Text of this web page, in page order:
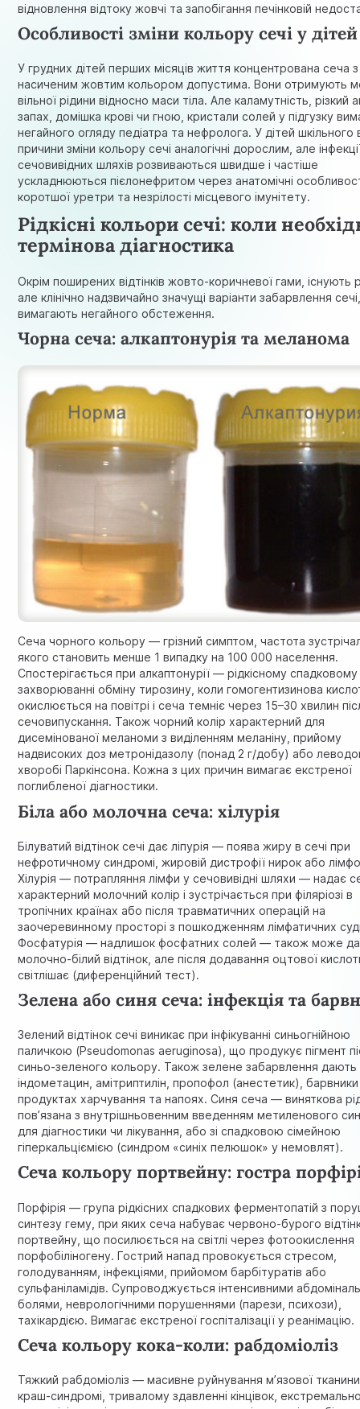
відновлення відтоку жовчі та запобігання печінковій
Особливості зміни кольору сечі у дітей
У грудних дітей перших місяців життя концентрована сеча з
насиченим жовтим кольором допустима. Вони отримують
вільної рідини відносно маси тіла. Але каламутність, різкий
запах, домішка крові чи гною, кристали солей у підгузку
негайного огляду педіатра та нефролога. У дітей шкільного
причини зміни кольору сечі аналогічні дорослим, але
сечовивідних шляхів розвиваються швидше і частіше
ускладнюються пієлонефритом через анатомічні
коротшої уретри та незрілості місцевого імунітету.
Рідкісні кольори сечі: коли
термінова діагностика
Окрім поширених відтінків жовто-коричневої гами, існують
але клінічно надзвичайно значущі варіанти забарвлення
вимагають негайного обстеження.
Чорна сеча: алкаптонурія та меланома
Сеча чорного кольору — грізний симптом, частота
якого становить менше 1 випадку на 100 000 населення.
Спостерігається при алкаптонурії — рідкісному спадковому
захворюванні обміну тирозину, коли гомогентизинова
окислюється на повітрі і сеча темніє через 15–30 хвилин
сечовипускання. Також чорний колір характерний для
дисемінованої меланоми з виділенням меланіну, прийому
надвисоких доз метронідазолу (понад 2 г/добу) або
хворобі Паркінсона. Кожна з цих причин вимагає екстреної
поглибленої діагностики.
Біла або молочна сеча: хілурія
Білуватий відтінок сечі дає ліпурія — поява жиру в сечі при
нефротичному синдромі, жировій дистрофії нирок або
Хілурія — потрапляння лімфи у сечовивідні шляхи — надає
характерний молочний колір і зустрічається при філяріозі в
тропічних країнах або після травматичних операцій на
заочеревинному просторі з пошкодженням лімфатичних
Фосфатурія — надлишок фосфатних солей — також може
молочно-білий відтінок, але після додавання оцтової
світлішає (диференційний тест).
Зелена або синя сеча: інфекція та
Зелений відтінок сечі виникає при інфікуванні синьогнійною
паличкою (Pseudomonas aeruginosa), що продукує пігмент
синьо-зеленого кольору. Також зелене забарвлення дають
індометацин, амітриптилін, пропофол (анестетик),
продуктах харчування та напоях. Синя сеча — виняткова
пов’язана з внутрішньовенним введенням метиленового
для діагностики чи лікування, або зі спадковою сімейною
гіперкальціємією (синдром «синіх пелюшок» у немовлят).
Сеча кольору портвейну: гостра
Порфірія — група рідкісних спадкових ферментопатій з
синтезу гему, при яких сеча набуває червоно-бурого
портвейну, що посилюється на світлі через фотоокислення
порфобіліногену. Гострий напад провокується стресом,
голодуванням, інфекціями, прийомом барбітуратів або
сульфаніламідів. Супроводжується інтенсивними
болями, неврологічними порушеннями (парези, психози),
тахікардією. Вимагає екстреної госпіталізації у реанімацію.
Сеча кольору кока-коли: рабдоміоліз
Тяжкий рабдоміоліз — масивне руйнування м’язової
краш-синдромі, тривалому здавленні кінцівок,